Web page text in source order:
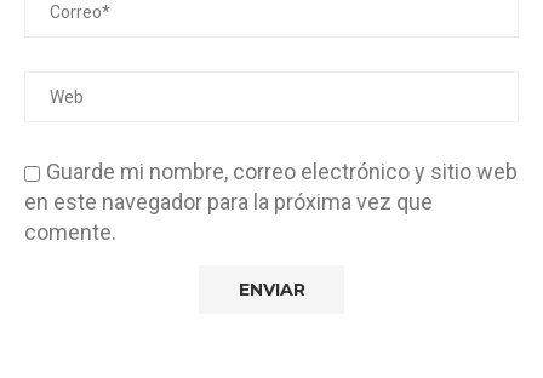
Guarde mi nombre, correo electrónico y sitio web
en este navegador para la próxima vez que
comente.